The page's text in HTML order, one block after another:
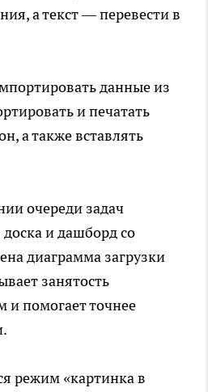
а текст — перевести в
данные из
и печатать
а также вставлять
очереди задач
и дашборд со
диаграмма загрузки
занятость
и помогает точнее
режим «картинка в